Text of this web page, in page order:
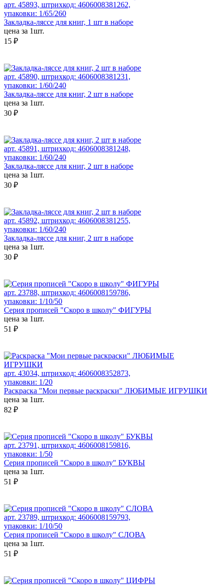
арт. 45893, штрихкод: 4606008381262,
упаковки: 1/65/260
Закладка-ляссе для книг, 1 шт в наборе
цена за 1шт.
15 ₽
арт. 45890, штрихкод: 4606008381231,
упаковки: 1/60/240
Закладка-ляссе для книг, 2 шт в наборе
цена за 1шт.
30 ₽
арт. 45891, штрихкод: 4606008381248,
упаковки: 1/60/240
Закладка-ляссе для книг, 2 шт в наборе
цена за 1шт.
30 ₽
арт. 45892, штрихкод: 4606008381255,
упаковки: 1/60/240
Закладка-ляссе для книг, 2 шт в наборе
цена за 1шт.
30 ₽
арт. 23788, штрихкод: 4606008159786,
упаковки: 1/10/50
Серия прописей "Скоро в школу" ФИГУРЫ
цена за 1шт.
51 ₽
арт. 43034, штрихкод: 4606008352873,
упаковки: 1/20
Раскраска "Мои первые раскраски" ЛЮБИМЫЕ ИГРУШКИ
цена за 1шт.
82 ₽
арт. 23791, штрихкод: 4606008159816,
упаковки: 1/50
Серия прописей "Скоро в школу" БУКВЫ
цена за 1шт.
51 ₽
арт. 23789, штрихкод: 4606008159793,
упаковки: 1/10/50
Серия прописей "Скоро в школу" СЛОВА
цена за 1шт.
51 ₽